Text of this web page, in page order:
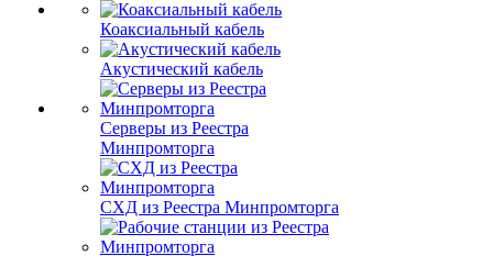
Коаксиальный кабель
Акустический кабель
Серверы из Реестра
Минпромторга
СХД из Реестра Минпромторга